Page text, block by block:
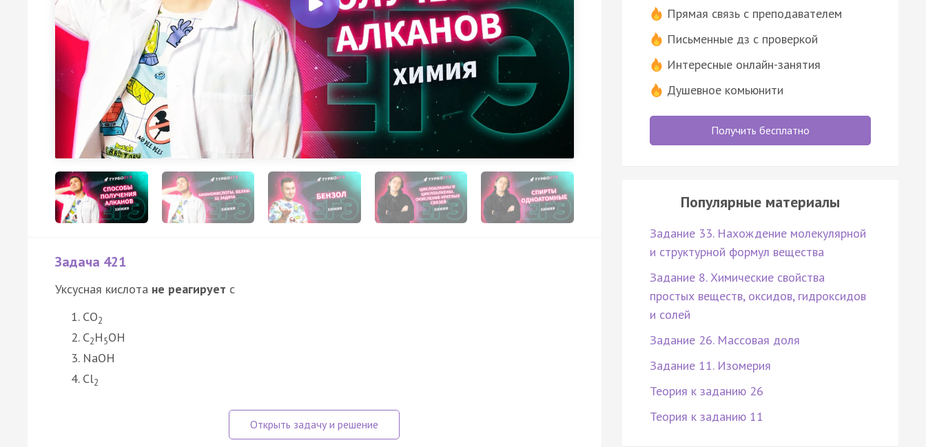
Задача 421
Уксусная кислота не реагирует с
CO2
C2H5OH
NaOH
Cl2
Прямая связь с преподавателем
Письменные дз с проверкой
Интересные онлайн-занятия
Душевное комьюнити
Получить бесплатно
Популярные материалы
Задание 33. Нахождение молекулярной
и структурной формул вещества
Задание 8. Химические свойства
простых веществ, оксидов, гидроксидов
и солей
Задание 26. Массовая доля
Задание 11. Изомерия
Теория к заданию 26
Теория к заданию 11